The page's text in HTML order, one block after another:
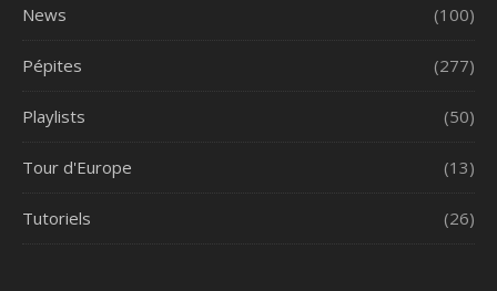
News (100)
Pépites (277)
Playlists (50)
Tour d'Europe (13)
Tutoriels (26)